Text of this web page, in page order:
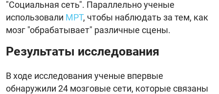
"Социальная сеть". Параллельно ученые
использовали МРТ, чтобы наблюдать за тем, как
мозг "обрабатывает" различные сцены.
Результаты исследования
В ходе исследования ученые впервые
обнаружили 24 мозговые сети, которые связаны